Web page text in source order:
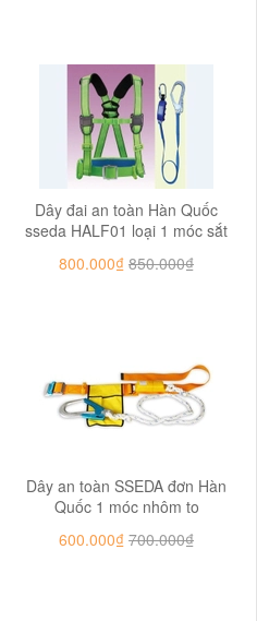
Dây đai an toàn Hàn Quốc
sseda HALF01 loại 1 móc sắt
800.000₫ 850.000₫
Dây an toàn SSEDA đơn Hàn
Quốc 1 móc nhôm to
600.000₫ 700.000₫